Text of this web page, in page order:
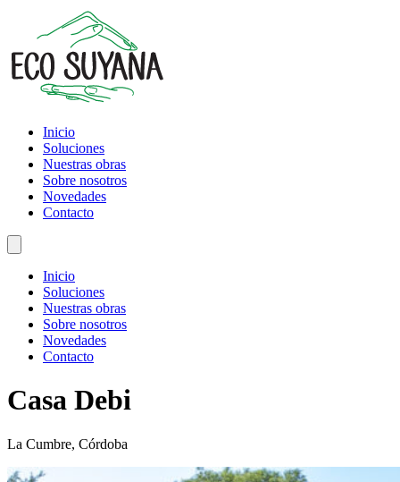
Inicio
Soluciones
Nuestras obras
Sobre nosotros
Novedades
Contacto
Inicio
Soluciones
Nuestras obras
Sobre nosotros
Novedades
Contacto
Casa Debi
La Cumbre, Córdoba